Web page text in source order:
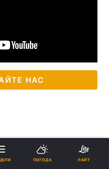
НАС
ПОГОДА ЛАЙТ